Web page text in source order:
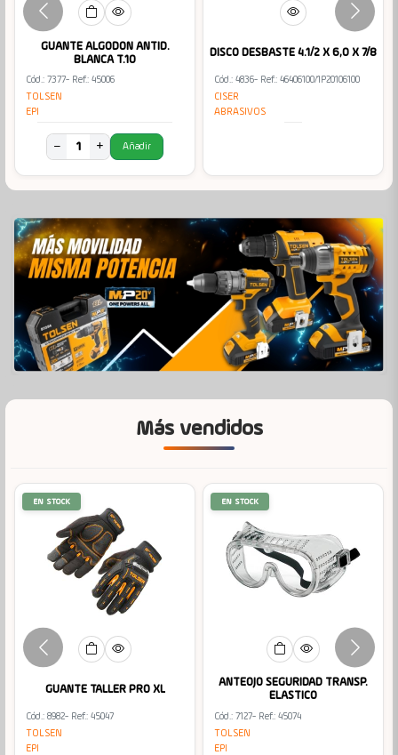
GUANTE ALGODON ANTID.
BLANCA T.10
Cód.: 7377- Ref.: 45006
TOLSEN
EPI
− + Añadir
DISCO DESBASTE 4.1/2 X 6,0 X 7/8
Cód.: 4836- Ref.: 46406100/1P20106100
CISER
ABRASIVOS
Más vendidos
EN STOCK
GUANTE TALLER PRO XL
Cód.: 8982- Ref.: 45047
TOLSEN
EPI
EN STOCK
ANTEOJO SEGURIDAD TRANSP.
ELASTICO
Cód.: 7127- Ref.: 45074
TOLSEN
EPI